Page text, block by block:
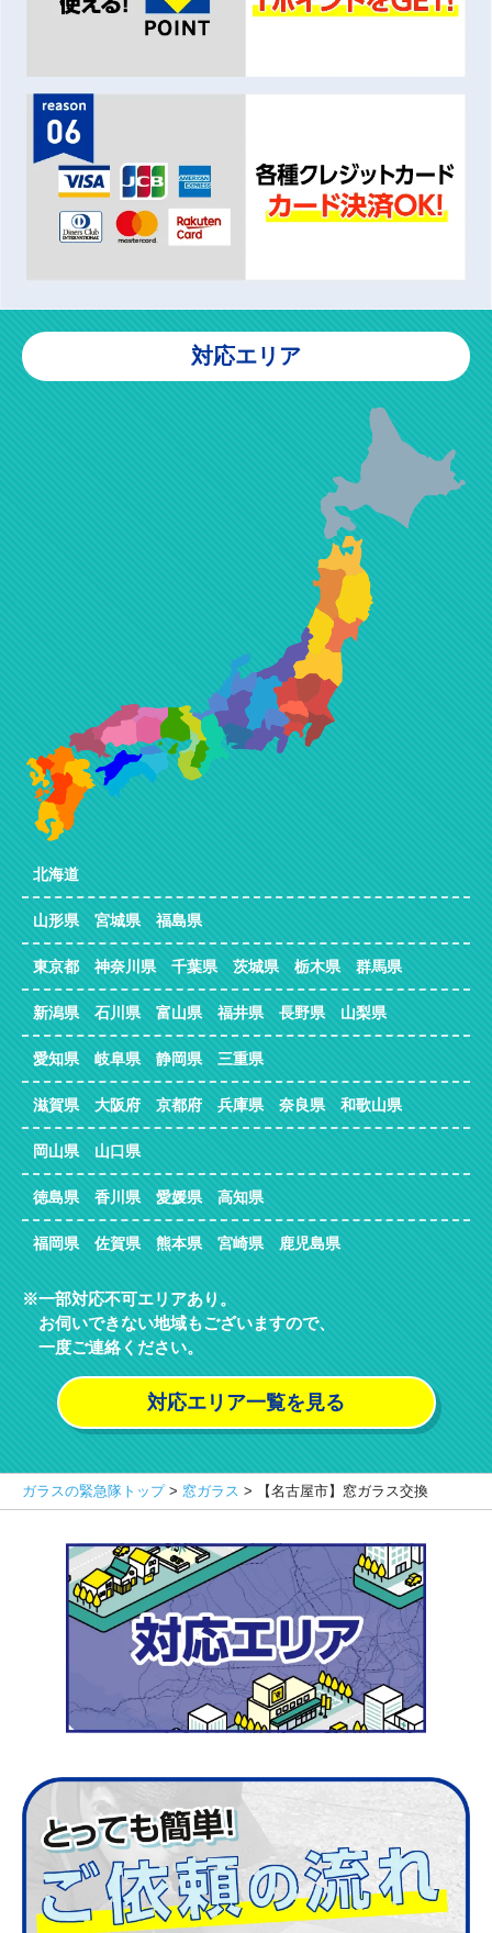
対応エリア
北海道
山形県 宮城県 福島県
東京都 神奈川県 千葉県 茨城県 栃木県 群馬県
新潟県 石川県 富山県 福井県 長野県 山梨県
愛知県 岐阜県 静岡県 三重県
滋賀県 大阪府 京都府 兵庫県 奈良県 和歌山県
岡山県 山口県
徳島県 香川県 愛媛県 高知県
福岡県 佐賀県 熊本県 宮崎県 鹿児島県
一部対応不可エリアあり。
お伺いできない地域もございますので、
一度ご連絡ください。
対応エリア一覧を見る
ガラスの緊急隊トップ> 窓ガラス > 【名古屋市】窓ガラス交換